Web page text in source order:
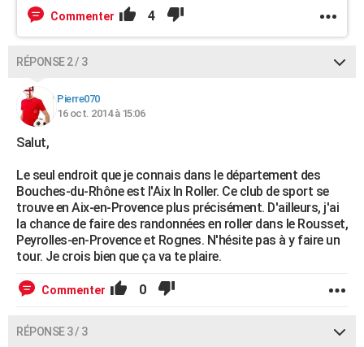
Commenter 4
RÉPONSE 2 / 3
Pierre070
16 oct. 2014 à 15:06
Salut,
Le seul endroit que je connais dans le département des
Bouches-du-Rhône est l'Aix In Roller. Ce club de sport se
trouve en Aix-en-Provence plus précisément. D'ailleurs, j'ai
la chance de faire des randonnées en roller dans le Rousset,
Peyrolles-en-Provence et Rognes. N'hésite pas à y faire un
tour. Je crois bien que ça va te plaire.
Commenter 0
RÉPONSE 3 / 3